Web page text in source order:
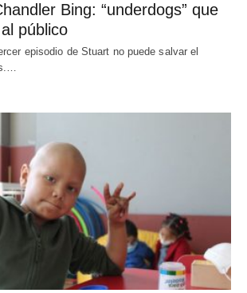
Bing: “underdogs” que
público
episodio de Stuart no puede salvar el